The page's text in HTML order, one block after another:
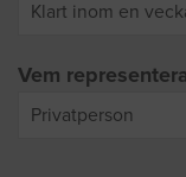
Vem